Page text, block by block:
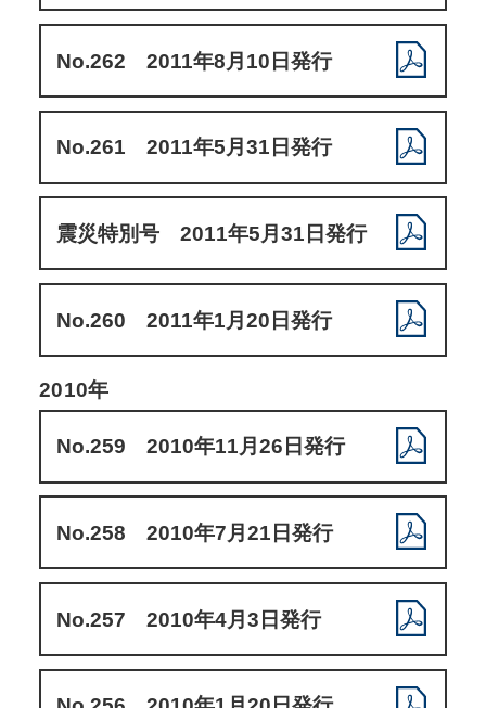
No.262 2011年8月10日発行
No.261 2011年5月31日発行
震災特別号 2011年5月31日発行
No.260 2011年1月20日発行
2010年
No.259 2010年11月26日発行
No.258 2010年7月21日発行
No.257 2010年4月3日発行